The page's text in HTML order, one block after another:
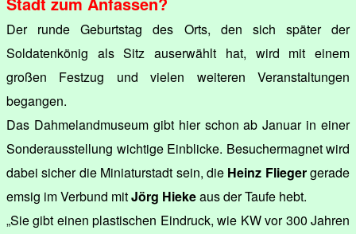
Der runde Geburtstag des Orts, den sich später der
Soldatenkönig als Sitz auserwählt hat, wird mit einem
großen Festzug und vielen weiteren Veranstaltungen
begangen.
Das Dahmelandmuseum gibt hier schon ab Januar in einer
Sonderausstellung wichtige Einblicke. Besuchermagnet wird
dabei sicher die Miniaturstadt sein, die Heinz Fliegergerade
emsig im Verbund mitJörg Hiekeaus der Taufe hebt.
„Sie gibt einen plastischen Eindruck, wie KW vor 300 Jahren